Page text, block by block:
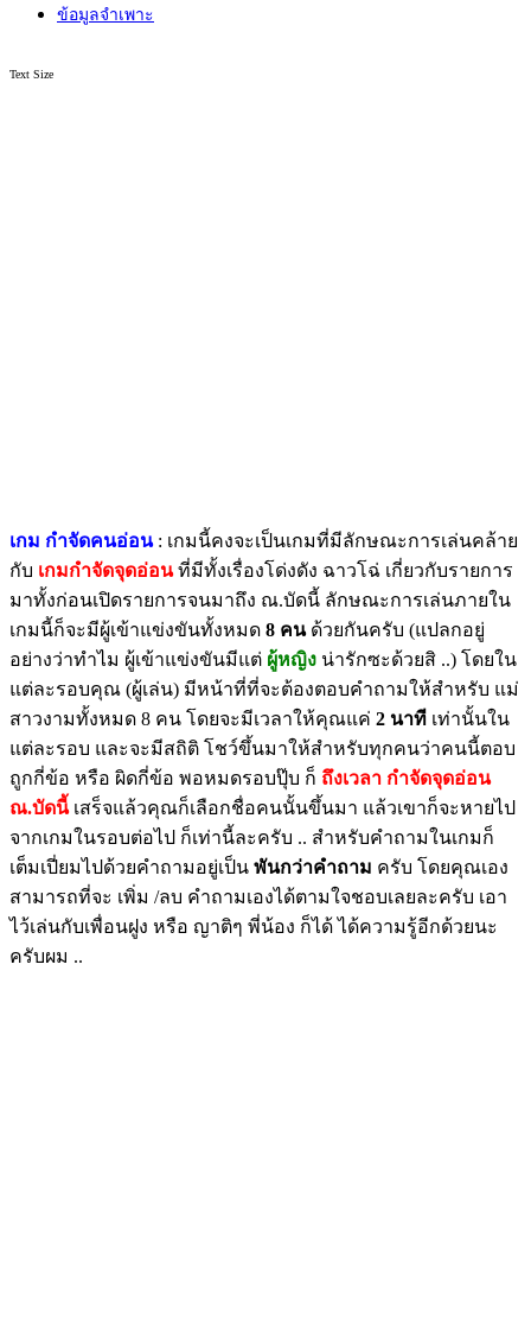
ข้อมูลจำเพาะ
Text Size
เกม กำจัดคนอ่อน: เกมนี้คงจะเป็นเกมที่มีลักษณะการเล่นคล้าย
กับ เกมกำจัดจุดอ่อนที่มีทั้งเรื่องโด่งดัง ฉาวโฉ่ เกี่ยวกับรายการ
มาทั้งก่อนเปิดรายการจนมาถึง ณ.บัดนี้ ลักษณะการเล่นภายใน
เกมนี้ก็จะมีผู้เข้าแข่งขันทั้งหมด 8 คนด้วยกันครับ (แปลกอยู่
อย่างว่าทำไม ผู้เข้าแข่งขันมีแต่ ผู้หญิง น่ารักซะด้วยสิ ..) โดยใน
แต่ละรอบคุณ (ผู้เล่น) มีหน้าที่ที่จะต้องตอบคำถามให้สำหรับ แม่
สาวงามทั้งหมด 8 คน โดยจะมีเวลาให้คุณแค่ 2 นาที เท่านั้นใน
แต่ละรอบ และจะมีสถิติ โชว์ขึ้นมาให้สำหรับทุกคนว่าคนนี้ตอบ
ถูกกี่ข้อ หรือ ผิดกี่ข้อ พอหมดรอบปุ๊บ ก็ ถึงเวลา กำจัดจุดอ่อน
ณ.บัดนี้เสร็จแล้วคุณก็เลือกชื่อคนนั้นขึ้นมา แล้วเขาก็จะหายไป
จากเกมในรอบต่อไป ก็เท่านี้ละครับ .. สำหรับคำถามในเกมก็
เต็มเปี่ยมไปด้วยคำถามอยู่เป็น พันกว่าคำถาม ครับ โดยคุณเอง
สามารถที่จะ เพิ่ม /ลบ คำถามเองได้ตามใจชอบเลยละครับ เอา
ไว้เล่นกับเพื่อนฝูง หรือ ญาติๆ พี่น้อง ก็ได้ ได้ความรู้อีกด้วยนะ
ครับผม ..